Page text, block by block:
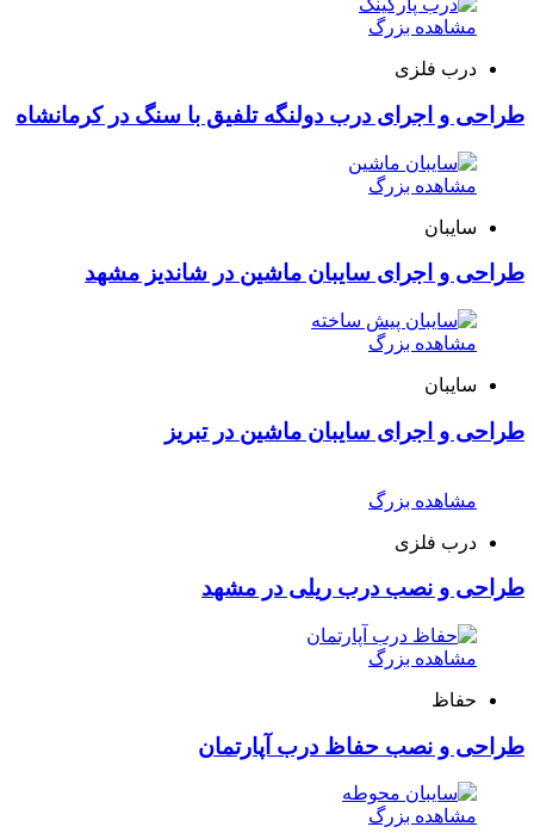
مشاهده بزرگ
درب فلزی
طراحی و اجرای درب دولنگه تلفیق با سنگ در کرمانشاه
مشاهده بزرگ
سایبان
طراحی و اجرای سایبان ماشین در شاندیز مشهد
مشاهده بزرگ
سایبان
طراحی و اجرای سایبان ماشین در تبریز
مشاهده بزرگ
درب فلزی
طراحی و نصب درب ریلی در مشهد
مشاهده بزرگ
حفاظ
طراحی و نصب حفاظ درب آپارتمان
مشاهده بزرگ